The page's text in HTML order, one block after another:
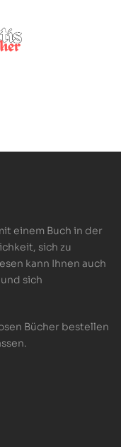
einem Buch in der
sich zu
kann Ihnen auch
sich
Bücher bestellen